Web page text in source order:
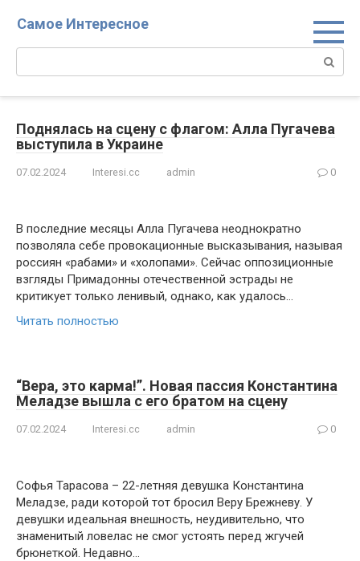
Самое Интересное
Поиск:
Поднялась на сцену с флагом: Алла Пугачева
выступила в Украине
07.02.2024 Interesi.cc admin 0
В последние месяцы Алла Пугачева неоднократно
позволяла себе провокационные высказывания, называя
россиян «рабами» и «холопами». Сейчас оппозиционные
взгляды Примадонны отечественной эстрады не
критикует только ленивый, однако, как удалось…
Читать полностью
“Вера, это карма!”. Новая пассия Константина
Меладзе вышла с его братом на сцену
07.02.2024 Interesi.cc admin 0
Софья Тарасова – 22-летняя девушка Константина
Меладзе, ради которой тот бросил Веру Брежневу. У
девушки идеальная внешность, неудивительно, что
знаменитый ловелас не смог устоять перед жгучей
брюнеткой. Недавно…